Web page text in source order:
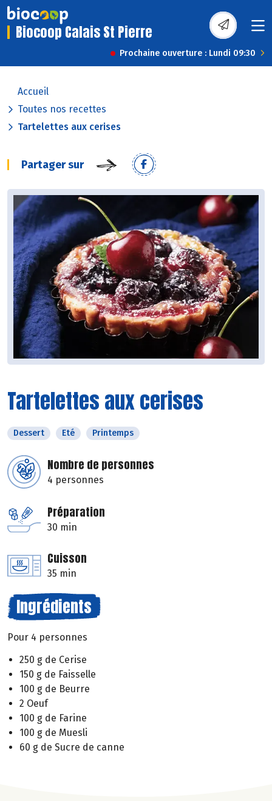
Biocoop Calais St Pierre
Prochaine ouverture : Lundi 09:30
Accueil
Toutes nos recettes
Tartelettes aux cerises
Partager sur
Tartelettes aux cerises
Dessert Eté Printemps
Nombre de personnes
4 personnes
Préparation
30 min
Cuisson
35 min
Ingrédients
Pour 4 personnes
250 g de Cerise
150 g de Faisselle
100 g de Beurre
2 Oeuf
100 g de Farine
100 g de Muesli
60 g de Sucre de canne